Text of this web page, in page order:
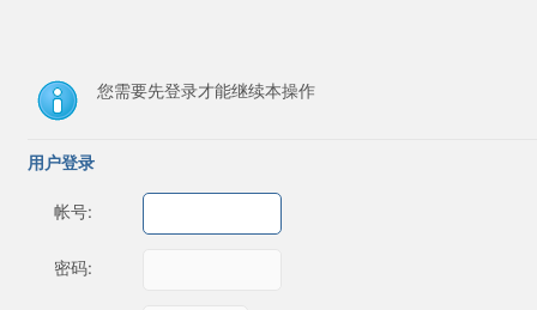
您需要先登录才能继续本操作
用户登录
帐号:
密码: